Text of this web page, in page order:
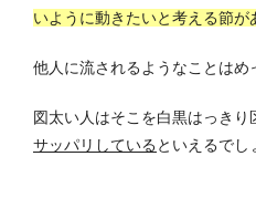
いように動きたいと考える節が
他人に流されるようなことはめ
図太い人はそこを白黒はっき
サッパリしている といえるでし